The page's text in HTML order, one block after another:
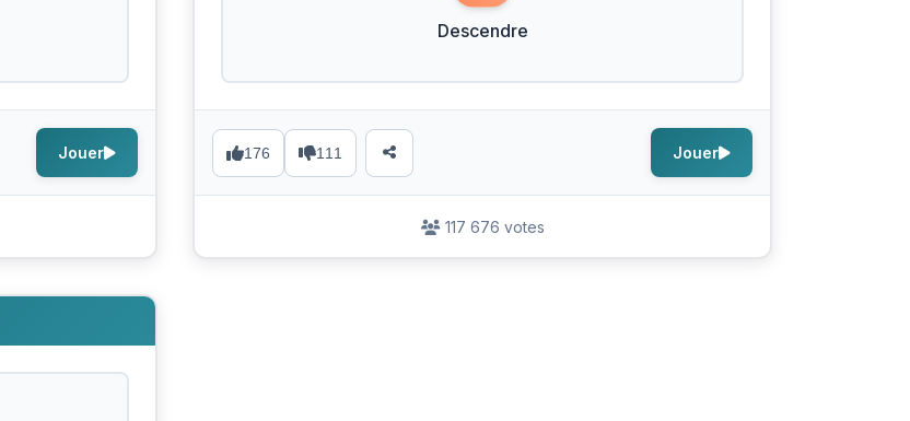
Jouer
Descendre
176 111 Jouer
117 676 votes